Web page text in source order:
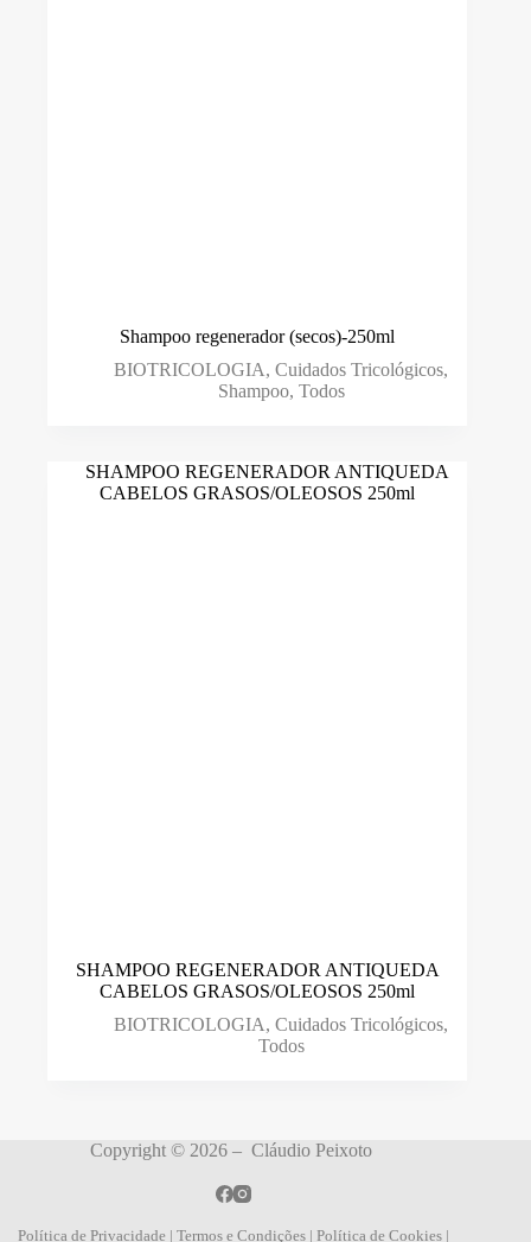
Shampoo regenerador (secos)-250ml
BIOTRICOLOGIA,Cuidados Tricológicos,
Shampoo, Todos
SHAMPOO REGENERADOR ANTIQUEDA
CABELOS GRASOS/OLEOSOS 250ml
BIOTRICOLOGIA,Cuidados Tricológicos,
Todos
Copyright © 2026 – Cláudio Peixoto
Política de Privacidade |Termos e Condições |Política de Cookies |